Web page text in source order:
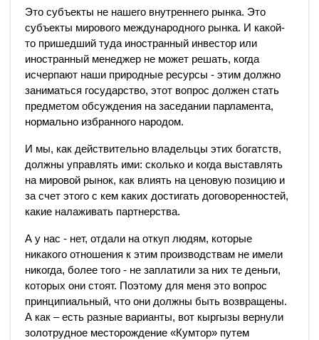
Это субъекты не нашего внутреннего рынка. Это
субъекты мирового международного рынка. И какой-
то пришедший туда иностранный инвестор или
иностранный менеджер не может решать, когда
исчерпают наши природные ресурсы - этим должно
заниматься государство, этот вопрос должен стать
предметом обсуждения на заседании парламента,
нормально избранного народом.
И мы, как действительно владельцы этих богатств,
должны управлять ими: сколько и когда выставлять
на мировой рынок, как влиять на ценовую позицию и
за счет этого с кем каких достигать договоренностей,
какие налаживать партнерства.
А у нас - нет, отдали на откуп людям, которые
никакого отношения к этим производствам не имели
никогда, более того - не заплатили за них те деньги,
которых они стоят. Поэтому для меня это вопрос
принципиальный, что они должны быть возвращены.
А как – есть разные варианты, вот кыргызы вернули
золотрудное месторождение «Кумтор» путем